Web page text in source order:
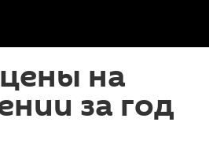
на
за год